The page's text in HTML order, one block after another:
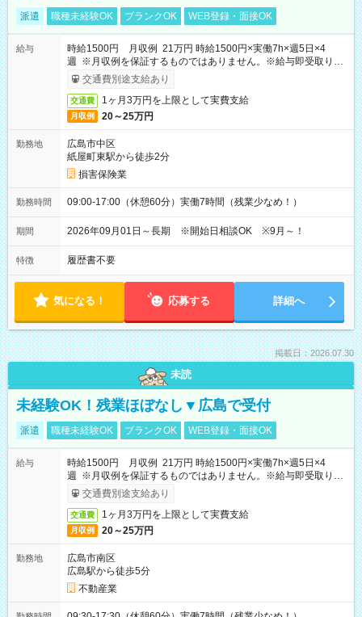
派遣 職種未経験OK ブランクOK WEB登録・面接OK
給与
時給1500円 月収例 21万円 時給1500円×実働7h×週5日×4
週 ※月収例を保証するものではありません。※給与即受取りサ
ービス利用可（利用条件有）
交通費別途支給あり
交通費 1ヶ月3万円を上限として実費支給
月収例 20～25万円
勤務地
広島市中区
紙屋町東駅から徒歩2分
損害保険業
勤務時間 09:00-17:00（休憩60分）実働7時間（残業少なめ！）
期間 2026年09月01日～長期 ※開始日相談OK ※9月～！
特徴 履歴書不要
気になる！ 応募する 詳細へ
掲載日：2026.07.30
未読
未経験OK！残業ほぼなし▼広島で受付
派遣 職種未経験OK ブランクOK WEB登録・面接OK
給与
時給1500円 月収例 21万円 時給1500円×実働7h×週5日×4
週 ※月収例を保証するものではありません。※給与即受取りサ
ービス利用可（利用条件有）
交通費別途支給あり
交通費 1ヶ月3万円を上限として実費支給
月収例 20～25万円
勤務地
広島市南区
広島駅から徒歩5分
不動産業